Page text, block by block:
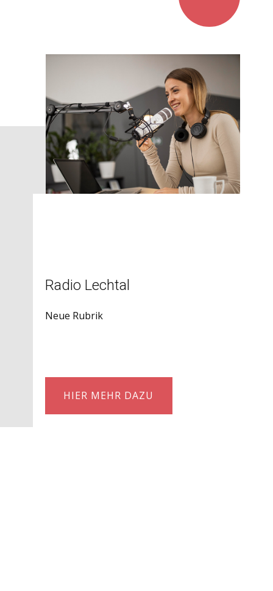
Radio Lechtal
Neue Rubrik
HIER MEHR DAZU